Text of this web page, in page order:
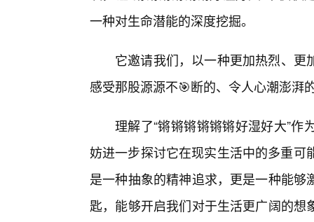
一种对生命潜能的深度挖掘。
它邀请我们，以一种更加热烈、
感受那股源源不🎯断的、令人心潮澎湃
理解了“锵锵锵锵锵锵好湿好大”
妨进一步探讨它在现实生活中的多重
是一种抽象的精神追求，更是一种能
匙，能够开启我们对于生活更广阔的